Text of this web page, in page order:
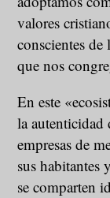
valores
conscientes
que nos
En este
la autenticidad
empresas de
sus habitantes
se comparten